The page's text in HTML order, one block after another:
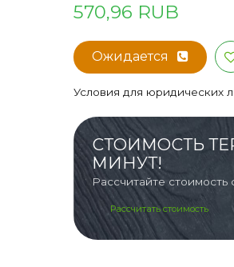
570,96 RUB
Ожидается
Условия для юридических
СТОИМОСТЬ
МИНУТ!
Рассчитайте стоимость
Рассчитать стоимость